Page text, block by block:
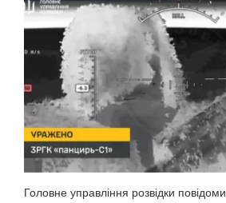
Головне управління розвідки